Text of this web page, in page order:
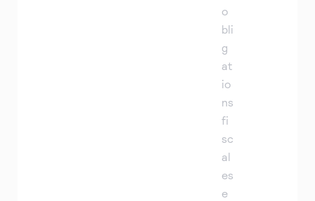
o
bli
g
at
io
ns
fi
sc
al
es
e